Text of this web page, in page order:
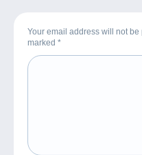
Your email address will not
marked *